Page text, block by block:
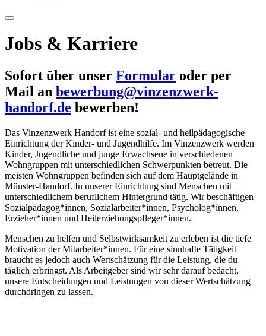
Jobs & Karriere
Sofort über unser Formular oder per
Mail an bewerbung@vinzenzwerk-
handorf.de bewerben!
Das Vinzenzwerk Handorf ist eine sozial- und heilpädagogische
Einrichtung der Kinder- und Jugendhilfe. Im Vinzenzwerk werden
Kinder, Jugendliche und junge Erwachsene in verschiedenen
Wohngruppen mit unterschiedlichen Schwerpunkten betreut. Die
meisten Wohngruppen befinden sich auf dem Hauptgelände in
Münster-Handorf. In unserer Einrichtung sind Menschen mit
unterschiedlichem beruflichem Hintergrund tätig. Wir beschäftigen
Sozialpädagog*innen, Sozialarbeiter*innen, Psycholog*innen,
Erzieher*innen und Heilerziehungspfleger*innen.
Menschen zu helfen und Selbstwirksamkeit zu erleben ist die tiefe
Motivation der Mitarbeiter*innen. Für eine sinnhafte Tätigkeit
braucht es jedoch auch Wertschätzung für die Leistung, die du
täglich erbringst. Als Arbeitgeber sind wir sehr darauf bedacht,
unsere Entscheidungen und Leistungen von dieser Wertschätzung
durchdringen zu lassen.